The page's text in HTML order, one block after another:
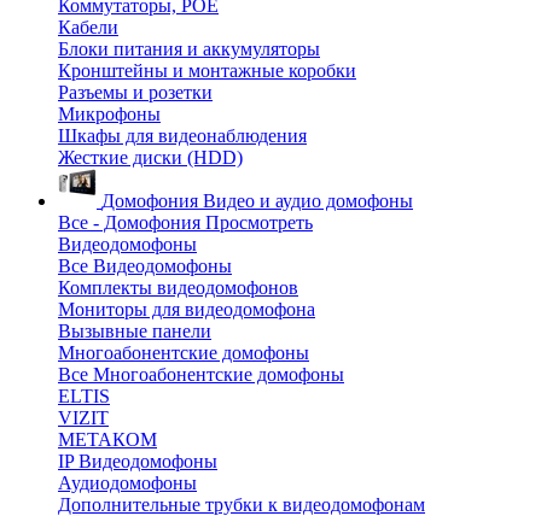
Коммутаторы, POE
Кабели
Блоки питания и аккумуляторы
Кронштейны и монтажные коробки
Разъемы и розетки
Микрофоны
Шкафы для видеонаблюдения
Жесткие диски (HDD)
Домофония Видео и аудио домофоны
Все - Домофония Просмотреть
Видеодомофоны
Все Видеодомофоны
Комплекты видеодомофонов
Мониторы для видеодомофона
Вызывные панели
Многоабонентские домофоны
Все Многоабонентские домофоны
ELTIS
VIZIT
МЕТАКОМ
IP Видеодомофоны
Аудиодомофоны
Дополнительные трубки к видеодомофонам